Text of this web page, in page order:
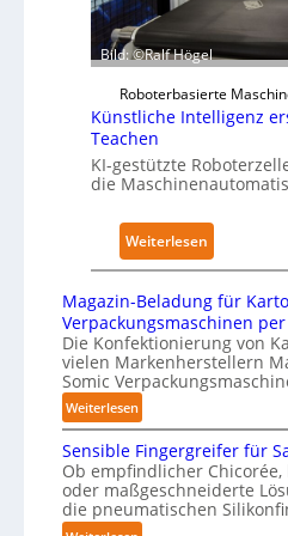
y
s
i
c
l
A
I
r
a
k
n
h
u
s
e
A
u
w
r
k
u
n
g
e
n
o
n
P
h
Bild: ©Ralf Högel
Roboterbasierte
Künstliche Intelligenz
Teachen
KI-gestützte
die
Weiterlesen:
K
n
s
t
l
c
h
e
I
Magazin-Beladung für
Verpackungsmaschinen
Die Konfektionierung von
vielen Markenherstellern
Somic
Weiterlesen:
M
a
g
a
z
Sensible Fingergreifer für
Ob empfindlicher
oder maßgeschneiderte
die pneumatischen